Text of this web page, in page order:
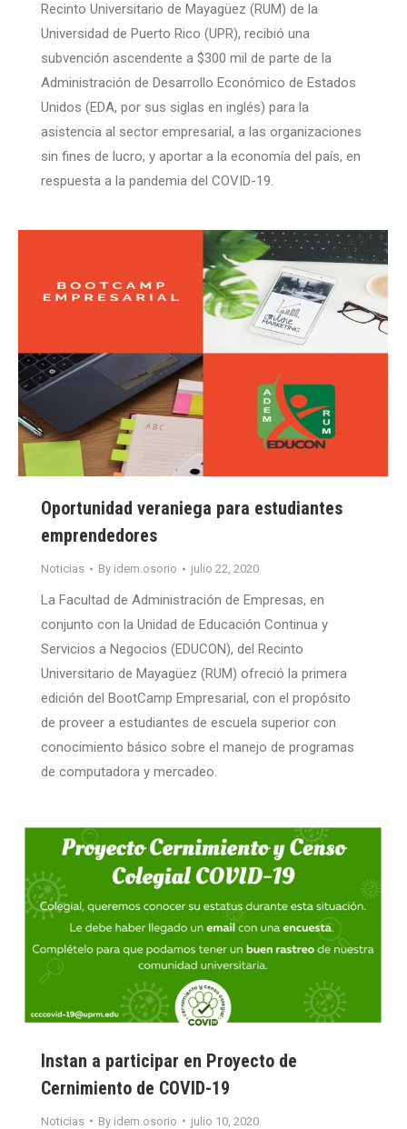
Recinto Universitario de Mayagüez (RUM) de la
Universidad de Puerto Rico (UPR), recibió una
subvención ascendente a $300 mil de parte de la
Administración de Desarrollo Económico de Estados
Unidos (EDA, por sus siglas en inglés) para la
asistencia al sector empresarial, a las organizaciones
sin fines de lucro, y aportar a la economía del país, en
respuesta a la pandemia del COVID-19.
Oportunidad veraniega para estudiantes
emprendedores
Noticias By idem.osorio julio 22, 2020
La Facultad de Administración de Empresas, en
conjunto con la Unidad de Educación Continua y
Servicios a Negocios (EDUCON), del Recinto
Universitario de Mayagüez (RUM) ofreció la primera
edición del BootCamp Empresarial, con el propósito
de proveer a estudiantes de escuela superior con
conocimiento básico sobre el manejo de programas
de computadora y mercadeo.
Instan a participar en Proyecto de
Cernimiento de COVID-19
Noticias By idem.osorio julio 10, 2020